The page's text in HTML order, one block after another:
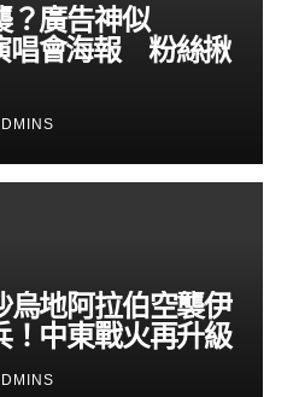
？廣告神似
唱會海報 粉絲揪
烏地阿拉伯空襲伊
！中東戰火再升級